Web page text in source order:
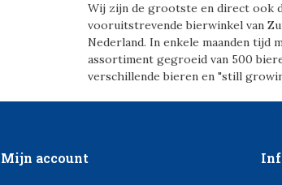
Wij zijn de grootste en direct ook
vooruitstrevende bierwinkel van
Nederland. In enkele maanden tijd
assortiment gegroeid van 500
verschillende bieren en "still
Mijn account